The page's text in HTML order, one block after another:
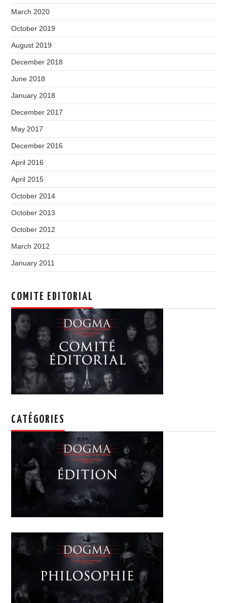
March 2020
October 2019
August 2019
December 2018
June 2018
January 2018
December 2017
May 2017
December 2016
April 2016
April 2015
October 2014
October 2013
October 2012
March 2012
January 2011
COMITE EDITORIAL
CATÉGORIES